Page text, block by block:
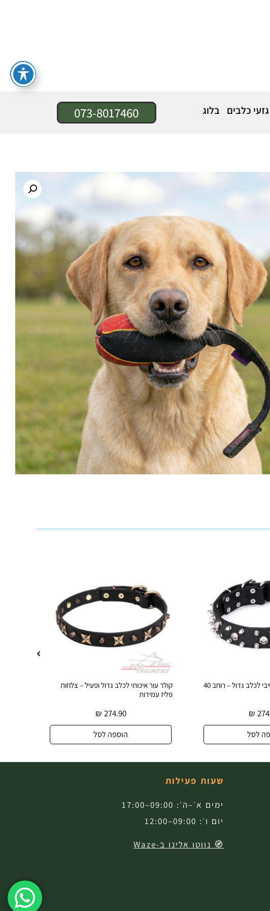
גזעי כלבים בלוג 073-8017460
קולר עור איכותי לכלב גדול ופעיל – צלחות
קולר עור אמיתי לכלב עם צלחות פליז
שעות פעילות
ימים א׳–ה׳: 09:00–17:00
יום ו׳: 09:00–12:00
🧭 נווטו אלינו ב-Waze